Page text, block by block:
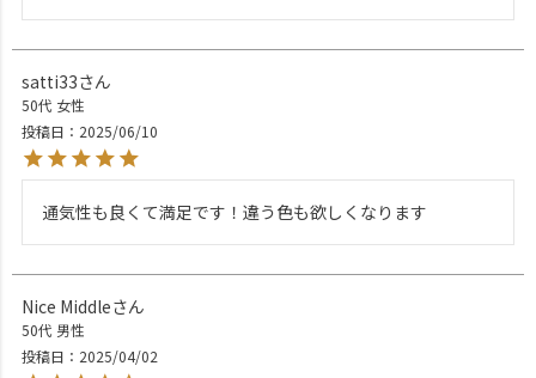
satti33
50代 女性
投稿日
2025/06/10
通気性も良くて満足です！違う色も欲しくなります
Nice Middle
50代 男性
投稿日
2025/04/02